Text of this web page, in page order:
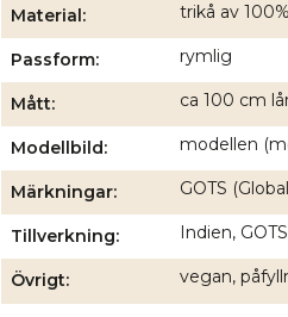
Material trikå av
Passform rymlig
Mått ca 100 cm
Modellbild modellen
Märkningar GOTS
Tillverkning Indien,
Övrigt vegan,